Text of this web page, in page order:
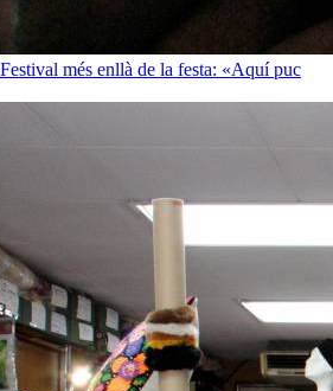
més enllà de la festa: «Aquí puc